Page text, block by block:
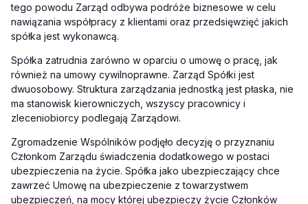
tego powodu Zarząd odbywa podróże biznesowe w celu
nawiązania współpracy z klientami oraz przedsięwzięć jakich
spółka jest wykonawcą.
Spółka zatrudnia zarówno w oparciu o umowę o pracę, jak
również na umowy cywilnoprawne. Zarząd Spółki jest
dwuosobowy. Struktura zarządzania jednostką jest płaska, nie
ma stanowisk kierowniczych, wszyscy pracownicy i
zleceniobiorcy podlegają Zarządowi.
Zgromadzenie Wspólników podjęło decyzję o przyznaniu
Członkom Zarządu świadczenia dodatkowego w postaci
ubezpieczenia na życie. Spółka jako ubezpieczający chce
zawrzeć Umowę na ubezpieczenie z towarzystwem
ubezpieczeń, na mocy której ubezpieczy życie Członków